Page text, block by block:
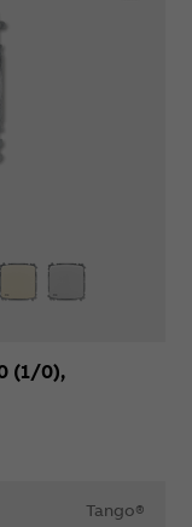
(1/0),
Tango®